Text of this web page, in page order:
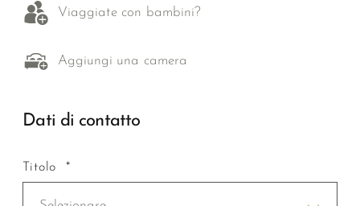
Viaggiate con bambini?
Aggiungi una camera
Dati di contatto
Titolo *